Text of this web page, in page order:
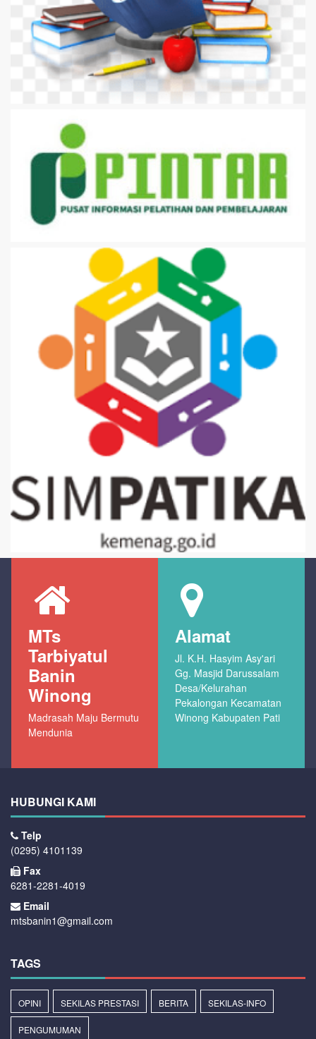
MTs
Tarbiyatul
Banin
Winong
Madrasah Maju Bermutu
Mendunia
Alamat
Jl. K.H. Hasyim Asy'ari
Gg. Masjid Darussalam
Desa/Kelurahan
Pekalongan Kecamatan
Winong Kabupaten Pati
HUBUNGI KAMI
Telp
(0295) 4101139
Fax
6281-2281-4019
Email
mtsbanin1@gmail.com
TAGS
OPINI SEKILAS PRESTASI BERITA SEKILAS-INFO
PENGUMUMAN